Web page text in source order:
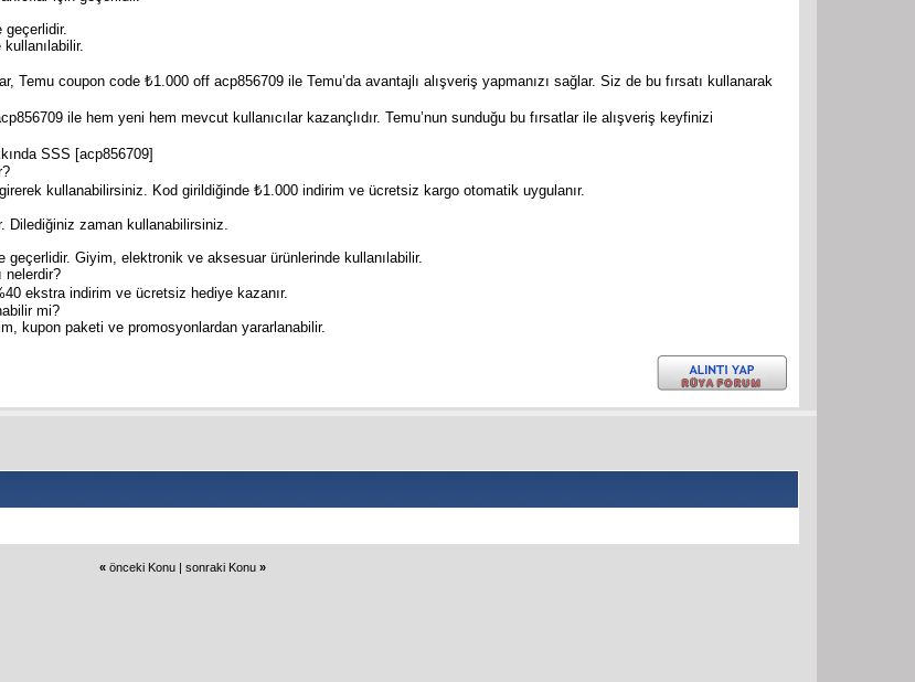
geçerlidir.
Temu coupon code ₺1.000 off acp856709 ile Temu’da avantajlı alışveriş yapmanızı sağlar. Siz de bu fırsatı kullanarak
ile hem yeni hem mevcut kullanıcılar kazançlıdır. Temu’nun sunduğu bu fırsatlar ile alışveriş keyfinizi
SSS [acp856709]
kullanabilirsiniz. Kod girildiğinde ₺1.000 indirim ve ücretsiz kargo otomatik uygulanır.
Dilediğiniz zaman kullanabilirsiniz.
geçerlidir. Giyim, elektronik ve aksesuar ürünlerinde kullanılabilir.
nelerdir?
ekstra indirim ve ücretsiz hediye kazanır.
mi?
kupon paketi ve promosyonlardan yararlanabilir.
« önceki Konu| sonraki Konu »